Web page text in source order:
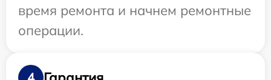
время ремонта и начнем ремонтные
операции.